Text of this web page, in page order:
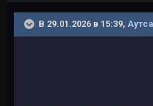
В 29.01.2026 в 15:39,